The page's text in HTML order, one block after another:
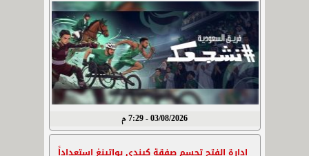
03/08/2026 - 7:29 م
إدارة الفتح تحسم صفقة كيندي بواتينغ استعداداً